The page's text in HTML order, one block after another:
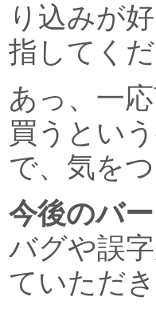
り込みが
指してくだ
あっ、一
買うとい
で、気を
今後のバ
バグや誤
ていただき